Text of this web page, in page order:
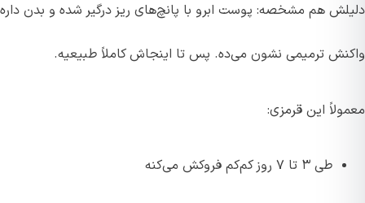
دلیلش هم مشخصه: پوست ابرو با پانچ‌های ریز درگیر شده و بدن داره
واکنش ترمیمی نشون می‌ده. پس تا اینجاش کاملاً طبیعیه.
معمولاً این قرمزی:
طی ۳ تا ۷ روز کم‌کم فروکش می‌کنه